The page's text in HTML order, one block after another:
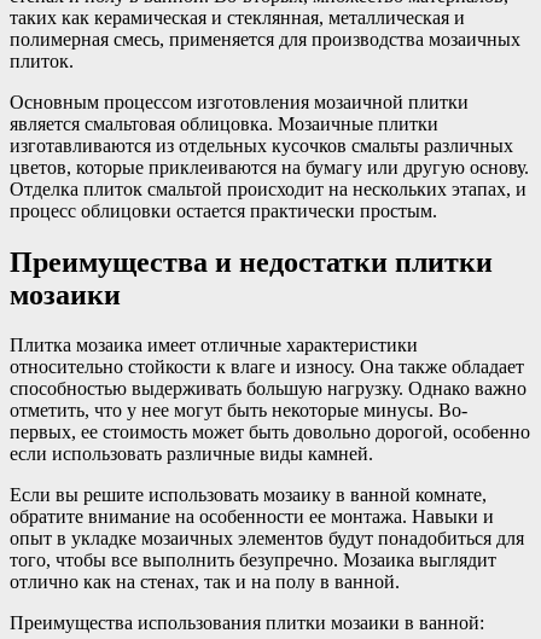
таких как керамическая и стеклянная, металлическая и
полимерная смесь, применяется для производства мозаичных
плиток.
Основным процессом изготовления мозаичной плитки
является смальтовая облицовка. Мозаичные плитки
изготавливаются из отдельных кусочков смальты различных
цветов, которые приклеиваются на бумагу или другую основу.
Отделка плиток смальтой происходит на нескольких этапах, и
процесс облицовки остается практически простым.
Преимущества и недостатки плитки
мозаики
Плитка мозаика имеет отличные характеристики
относительно стойкости к влаге и износу. Она также обладает
способностью выдерживать большую нагрузку. Однако важно
отметить, что у нее могут быть некоторые минусы. Во-
первых, ее стоимость может быть довольно дорогой, особенно
если использовать различные виды камней.
Если вы решите использовать мозаику в ванной комнате,
обратите внимание на особенности ее монтажа. Навыки и
опыт в укладке мозаичных элементов будут понадобиться для
того, чтобы все выполнить безупречно. Мозаика выглядит
отлично как на стенах, так и на полу в ванной.
Преимущества использования плитки мозаики в ванной: